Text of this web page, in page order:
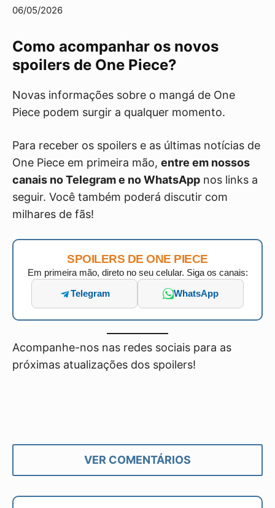
06/05/2026
Como acompanhar os novos
spoilers de One Piece?
Novas informações sobre o mangá de One
Piece podem surgir a qualquer momento.
Para receber os spoilers e as últimas notícias de
One Piece em primeira mão, entre em nossos
canais no Telegram e no WhatsApp nos links a
seguir. Você também poderá discutir com
milhares de fãs!
SPOILERS DE ONE PIECE
Em primeira mão, direto no seu celular. Siga os canais:
Telegram
WhatsApp
Acompanhe-nos nas redes sociais para as
próximas atualizações dos spoilers!
VER COMENTÁRIOS